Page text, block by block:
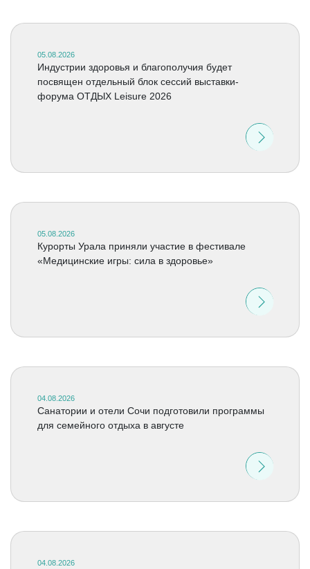
05.08.2026
Индустрии здоровья и благополучия будет
посвящен отдельный блок сессий выставки-
форума ОТДЫХ Leisure 2026
05.08.2026
Курорты Урала приняли участие в фестивале
«Медицинские игры: сила в здоровье»
04.08.2026
Санатории и отели Сочи подготовили программы
для семейного отдыха в августе
04.08.2026